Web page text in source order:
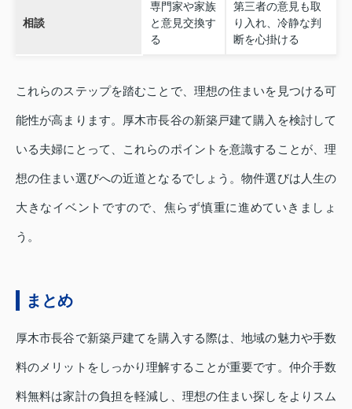
相談
専門家や家族
と意見交換す
る
第三者の意見も取
り入れ、冷静な判
断を心掛ける
これらのステップを踏むことで、理想の住まいを見つける可
能性が高まります。厚木市長谷の新築戸建て購入を検討して
いる夫婦にとって、これらのポイントを意識することが、理
想の住まい選びへの近道となるでしょう。物件選びは人生の
大きなイベントですので、焦らず慎重に進めていきましょ
う。
まとめ
厚木市長谷で新築戸建てを購入する際は、地域の魅力や手数
料のメリットをしっかり理解することが重要です。仲介手数
料無料は家計の負担を軽減し、理想の住まい探しをよりスム